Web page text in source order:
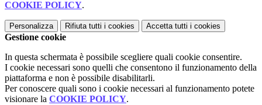
COOKIE POLICY.
Personalizza Rifiuta tutti i cookies Accetta tutti i cookies
Gestione cookie
In questa schermata è possibile scegliere quali cookie consentire.
I cookie necessari sono quelli che consentono il funzionamento della
piattaforma e non è possibile disabilitarli.
Per conoscere quali sono i cookie necessari al funzionamento potete
visionare la COOKIE POLICY.